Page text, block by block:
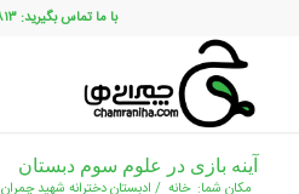
با ما تماس بگیرید: ۰۲۱۳۳۵۵۱۸۱۳
آینه بازی در علوم سوم دبستان
مکان شما: خانه / ادبستان دخترانه شهید چمران